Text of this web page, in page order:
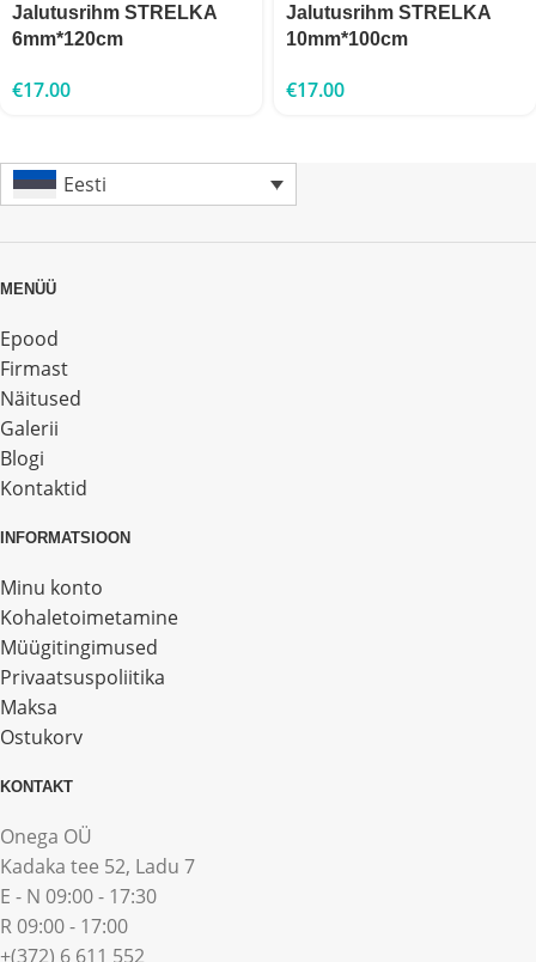
Jalutusrihm STRELKA
6mm*120cm
€17.00
Jalutusrihm STRELKA
10mm*100cm
€17.00
Eesti
MENÜÜ
Epood
Firmast
Näitused
Galerii
Blogi
Kontaktid
INFORMATSIOON
Minu konto
Kohaletoimetamine
Müügitingimused
Privaatsuspoliitika
Maksa
Ostukorv
KONTAKT
Onega OÜ
Kadaka tee 52, Ladu 7
E - N 09:00 - 17:30
R 09:00 - 17:00
+(372) 6 611 552